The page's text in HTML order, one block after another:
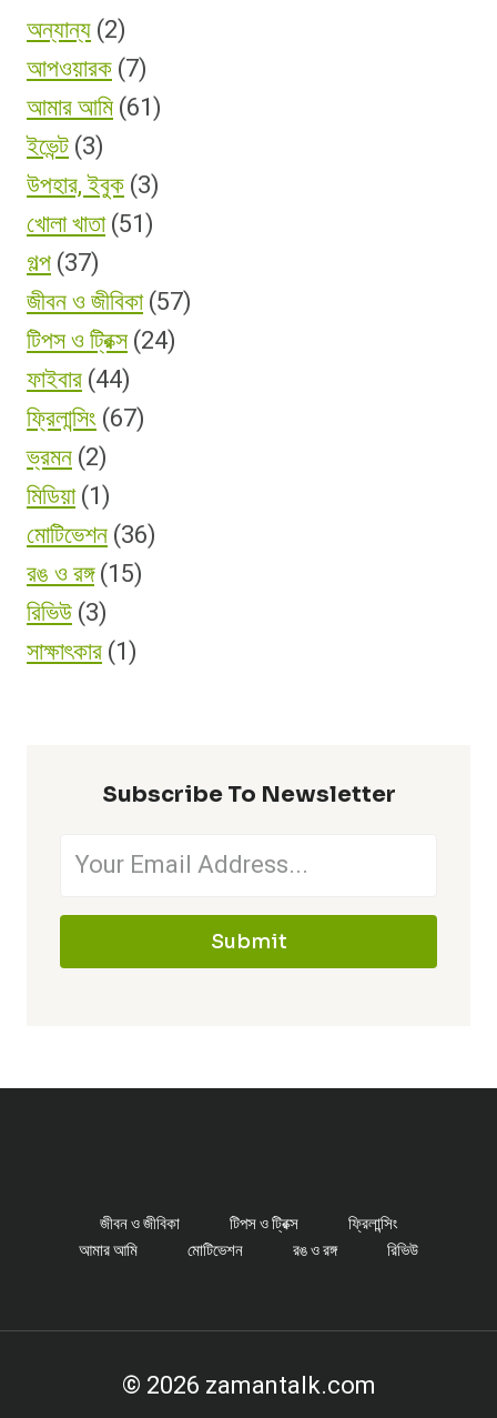
অন্যান্য(2)
আপওয়ারক(7)
আমার আমি(61)
ইভেন্ট(3)
উপহার, ইবুক(3)
খোলা খাতা(51)
গল্প(37)
জীবন ও জীবিকা(57)
টিপস ও ট্রিক্স(24)
ফাইবার(44)
ফ্রিলান্সিং (67)
ভ্রমন(2)
মিডিয়া(1)
মোটিভেশন(36)
রঙ ও রঙ্গ(15)
রিভিউ(3)
সাক্ষাৎকার(1)
Subscribe To Newsletter
Submit
জীবন ও জীবিকা টিপস ও ট্রিক্স
ফ্রিলান্সিং
আমার আমি
মোটিভেশন রঙ ও রঙ্গ রিভিউ
© 2026 zamantalk.com